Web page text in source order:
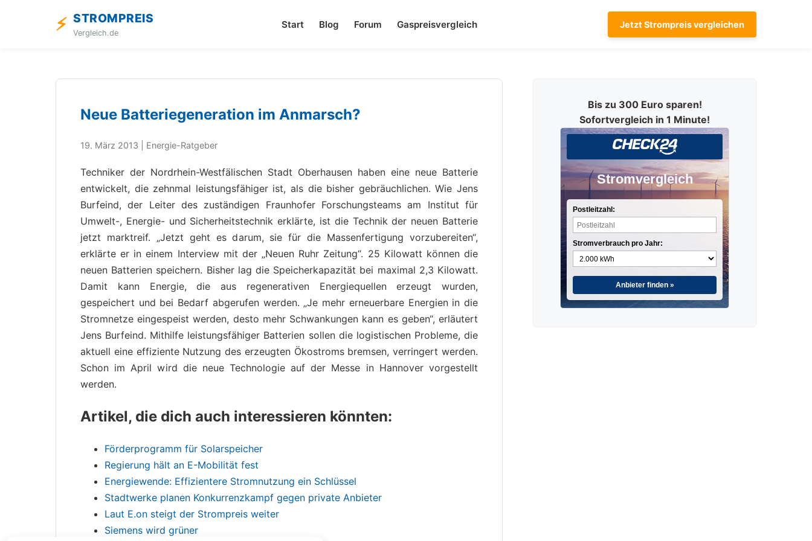
⚡ STROMPREIS
Vergleich.de
Start Blog Forum Gaspreisvergleich Jetzt Strompreis vergleichen
Neue Batteriegeneration im Anmarsch?
19. März 2013 | Energie-Ratgeber
Techniker der Nordrhein-Westfälischen Stadt Oberhausen haben eine neue Batterie
entwickelt, die zehnmal leistungsfähiger ist, als die bisher gebräuchlichen. Wie Jens
Burfeind, der Leiter des zuständigen Fraunhofer Forschungsteams am Institut für
Umwelt-, Energie- und Sicherheitstechnik erklärte, ist die Technik der neuen Batterie
jetzt marktreif. „Jetzt geht es darum, sie für die Massenfertigung vorzubereiten“,
erklärte er in einem Interview mit der „Neuen Ruhr Zeitung“. 25 Kilowatt können die
neuen Batterien speichern. Bisher lag die Speicherkapazität bei maximal 2,3 Kilowatt.
Damit kann Energie, die aus regenerativen Energiequellen erzeugt wurden,
gespeichert und bei Bedarf abgerufen werden. „Je mehr erneuerbare Energien in die
Stromnetze eingespeist werden, desto mehr Schwankungen kann es geben“, erläutert
Jens Burfeind. Mithilfe leistungsfähiger Batterien sollen die logistischen Probleme, die
aktuell eine effiziente Nutzung des erzeugten Ökostroms bremsen, verringert werden.
Schon im April wird die neue Technologie auf der Messe in Hannover vorgestellt
werden.
Artikel, die dich auch interessieren könnten:
Förderprogramm für Solarspeicher
Regierung hält an E-Mobilität fest
Energiewende: Effizientere Stromnutzung ein Schlüssel
Stadtwerke planen Konkurrenzkampf gegen private Anbieter
Laut E.on steigt der Strompreis weiter
Siemens wird grüner
Bis zu 300 Euro sparen!
Sofortvergleich in 1 Minute!
Stromvergleich
Postleitzahl:
Stromverbrauch pro Jahr:
Anbieter finden »